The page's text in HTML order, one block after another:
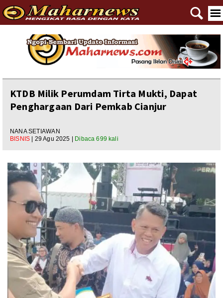
Home
Reportase
Editorial
Ngewangkong
Asal Usul
Polpem
Pilkada
Lainnya
Sosial
Pertanian
☰
🔍
KTDB Milik Perumdam Tirta Mukti, Dapat
Penghargaan Dari Pemkab Cianjur
NANA SETIAWAN
BISNIS
| 29 Agu 2025 | Dibaca 699 kali